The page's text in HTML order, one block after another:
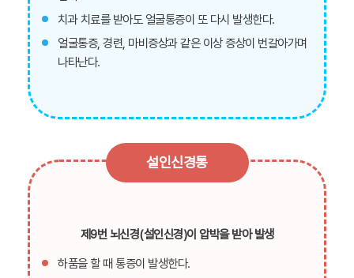
치과 치료를 받아도 얼굴통증이 또 다시 발생한다.
얼굴통증, 경련, 마비증상과 같은 이상 증상이 번갈아가며
나타난다.
설인신경통
제9번 뇌신경(설인신경)이 압박을 받아 발생
하품을 할 때 통증이 발생한다.